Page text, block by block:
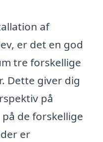
af
er det en god
tre forskellige
Dette giver dig
på
de forskellige
er